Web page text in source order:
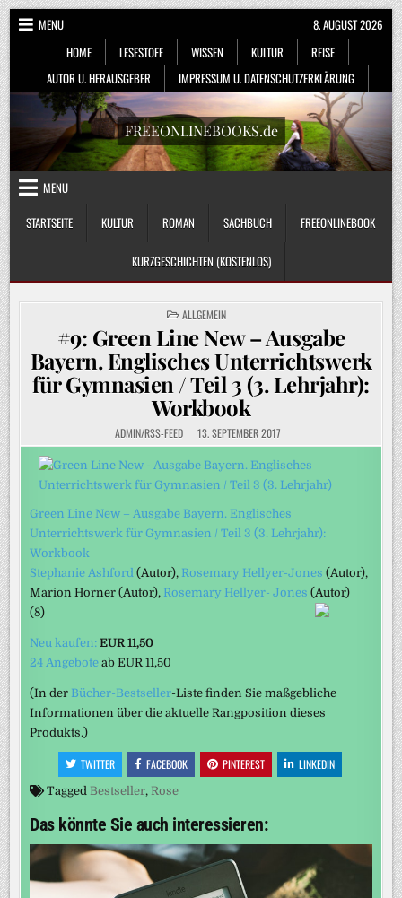
Skip
to
content
MENU
HOME
LESESTOFF WISSEN KULTUR
REISE
AUTOR U. HERAUSGEBER
IMPRESSUM U. DATENSCHUTZERKLÄRUNG
8. AUGUST 2026
FREEONLINEBOOKS.de
MENU
STARTSEITE
KULTUR ROMAN SACHBUCH FREEONLINEBOOK
KURZGESCHICHTEN (KOSTENLOS)
POSTED
IN
ALLGEMEIN
#9: Green Line New – Ausgabe
Bayern. Englisches Unterrichtswerk
für Gymnasien / Teil 3 (3. Lehrjahr):
Workbook
ADMIN/RSS-FEED 13. SEPTEMBER 2017
Green Line New – Ausgabe Bayern. Englisches
Unterrichtswerk für Gymnasien / Teil 3 (3. Lehrjahr):
Workbook
Stephanie Ashford (Autor), Rosemary Hellyer-Jones (Autor),
Marion Horner(Autor), Rosemary Hellyer- Jones (Autor)
(8)
Neu kaufen:EUR 11,50
24 Angebote abEUR 11,50
(In der Bücher-Bestseller-Liste finden Sie maßgebliche
Informationen über die aktuelle Rangposition dieses
Produkts.)
TWITTER FACEBOOK PINTEREST LINKEDIN
Tagged Bestseller, Rose
Das könnte Sie auch interessieren: